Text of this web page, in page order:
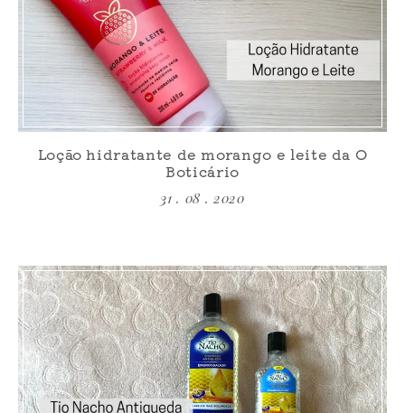
Loção hidratante de morango e leite da O
Boticário
31 . 08 . 2020